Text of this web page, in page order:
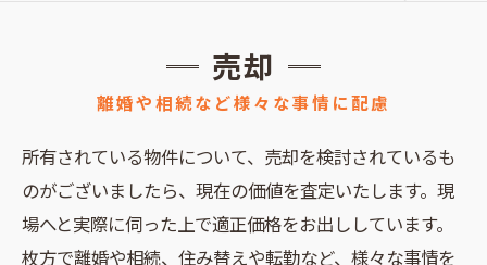
売却
離婚や相続など様々な事情に配慮
所有されている物件について、売却を検討されているも
のがございましたら、現在の価値を査定いたします。現
場へと実際に伺った上で適正価格をお出ししています。
枚方で離婚や相続、住み替えや転勤など、様々な事情を